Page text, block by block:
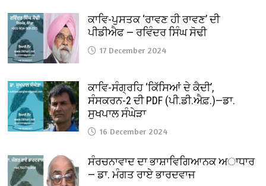
ਕਾਵਿ-ਪੁਸਤਕ ‘ਰਾਵਣ ਹੀ ਰਾਵਣ’ ਦੀ
ਪੀਡੀਐਫ — ਰਵਿੰਦਰ ਸਿੰਘ ਸੋਢੀ
17 December 2024
ਕਾਵਿ-ਸੰਗ੍ਰਹਿ ‘ਕਿੱਸਿਆਂ ਦੇ ਕੈਦੀ’,
ਸੰਸਕਰਨ-2 ਦੀ PDF (ਪੀ.ਡੀ.ਐਫ਼.)—ਡਾ.
ਸੁਖਪਾਲ ਸੰਘੇੜਾ
16 December 2024
ਸੰਰਚਨਾਵਾਦ ਦਾ ਭਾਸ਼ਾਵਿਗਿਆਨਕ ਅਾਧਾਰ
— ਡਾ. ਮੰਗਤ ਰਾਏ ਭਾਰਦਵਾਜ